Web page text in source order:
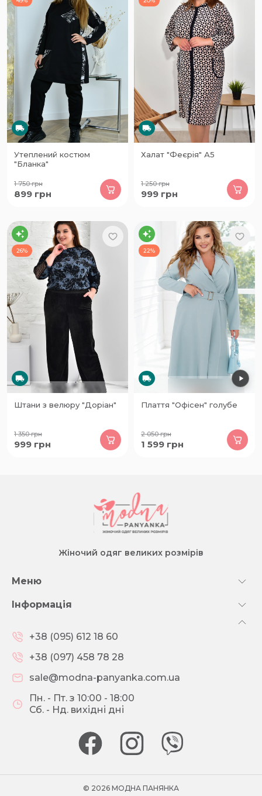
Утеплений костюм
"Бланка"
1 750грн
899 грн
Халат "Феєрія" А5
1 250грн
999 грн
26%
Штани з велюру "Доріан"
1 350грн
999 грн
22%
Плаття "Офісен" голубе
2 050грн
1 599 грн
Жіночий одяг великих розмірів
Меню
Інформація
+38 (095) 612 18 60
+38 (097) 458 78 28
sale@modna-panyanka.com.ua
Пн. - Пт. з 10:00 - 18:00
Сб. - Нд. вихідні дні
© 2026 МОДНА ПАНЯНКА